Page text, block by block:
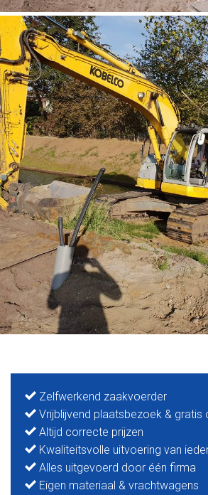
Zelfwerkend zaakvoerder
Vrijblijvend plaatsbezoek & gratis
Altijd correcte prijzen
Kwaliteitsvolle uitvoering van
Alles uitgevoerd door één firma
Eigen materiaal & vrachtwagens